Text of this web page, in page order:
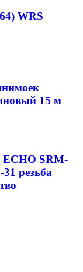
WRS
15 м
ECHO SRM-
резьба